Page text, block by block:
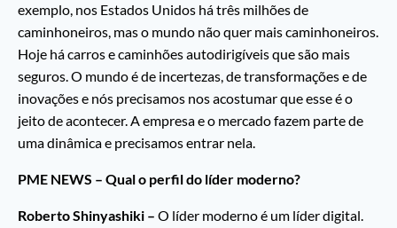
exemplo, nos Estados Unidos há três milhões de
caminhoneiros, mas o mundo não quer mais caminhoneiros.
Hoje há carros e caminhões autodirigíveis que são mais
seguros. O mundo é de incertezas, de transformações e de
inovações e nós precisamos nos acostumar que esse é o
jeito de acontecer. A empresa e o mercado fazem parte de
uma dinâmica e precisamos entrar nela.
PME NEWS – Qual o perfil do líder moderno?
Roberto Shinyashiki – O líder moderno é um líder digital.